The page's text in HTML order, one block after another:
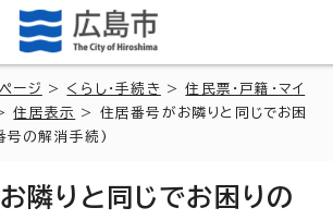
ージ > くらし・手続き >住民票・戸籍・マイ
住居表示
> 住居番号がお隣りと同じでお困
号の解消手続)
隣りと同じでお困りの